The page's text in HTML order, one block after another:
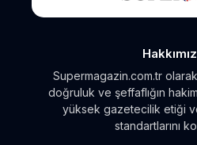
Supermagazin.com.tr
doğruluk ve şeffaflığın
yüksek gazetecilik etiği
standartlarını